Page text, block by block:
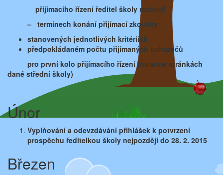
přijímacího řízení ředitel školy rozhodl
– termínech konání přijímací zkoušky
stanovených jednotlivých kritériích
předpokládaném počtu přijímaných uchazečů
pro první kolo přijímacího řízení (na www stránkách
dané střední školy)
Únor
Vyplňování a odevzdávání přihlášek k potvrzení
prospěchu ředitelkou školy nejpozději do 28. 2. 2015
Březen